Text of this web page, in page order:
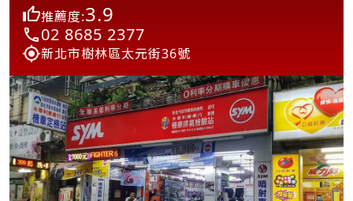
推薦度:3.9
02 8685 2377
新北市樹林區太元街36號